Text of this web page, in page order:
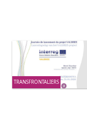
TRANSFRONTALIERS